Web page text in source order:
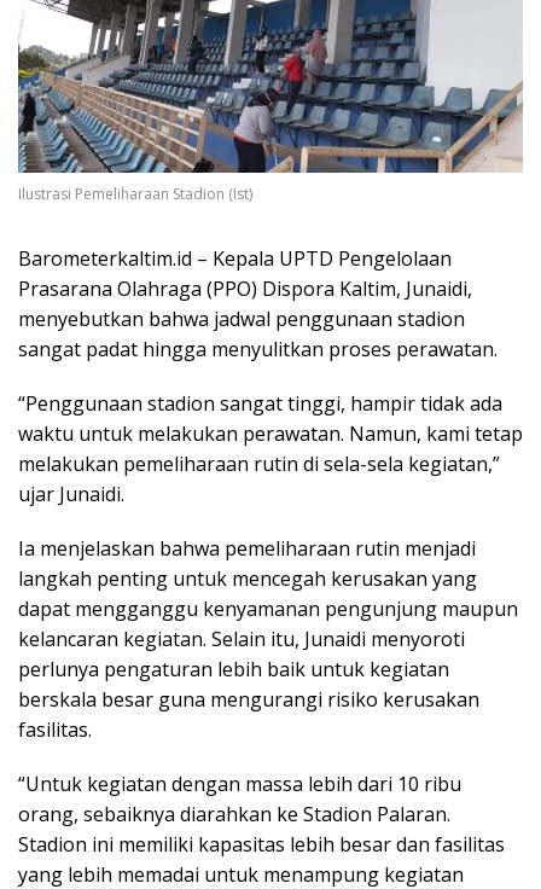
Ilustrasi Pemeliharaan Stadion (Ist)
Barometerkaltim.id – Kepala UPTD Pengelolaan
Prasarana Olahraga (PPO) Dispora Kaltim, Junaidi,
menyebutkan bahwa jadwal penggunaan stadion
sangat padat hingga menyulitkan proses perawatan.
“Penggunaan stadion sangat tinggi, hampir tidak ada
waktu untuk melakukan perawatan. Namun, kami tetap
melakukan pemeliharaan rutin di sela-sela kegiatan,”
ujar Junaidi.
Ia menjelaskan bahwa pemeliharaan rutin menjadi
langkah penting untuk mencegah kerusakan yang
dapat mengganggu kenyamanan pengunjung maupun
kelancaran kegiatan. Selain itu, Junaidi menyoroti
perlunya pengaturan lebih baik untuk kegiatan
berskala besar guna mengurangi risiko kerusakan
fasilitas.
“Untuk kegiatan dengan massa lebih dari 10 ribu
orang, sebaiknya diarahkan ke Stadion Palaran.
Stadion ini memiliki kapasitas lebih besar dan fasilitas
yang lebih memadai untuk menampung kegiatan